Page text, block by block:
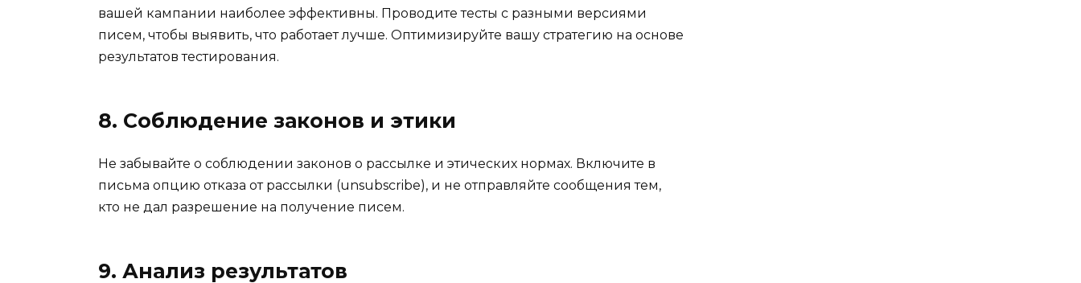
вашей кампании наиболее эффективны. Проводите тесты с разными версиями
писем, чтобы выявить, что работает лучше. Оптимизируйте вашу стратегию на основе
результатов тестирования.
8. Соблюдение законов и этики
Не забывайте о соблюдении законов о рассылке и этических нормах. Включите в
письма опцию отказа от рассылки (unsubscribe), и не отправляйте сообщения тем,
кто не дал разрешение на получение писем.
9. Анализ результатов